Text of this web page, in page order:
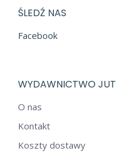
ŚLEDŹ NAS
Facebook
WYDAWNICTWO JUT
O nas
Kontakt
Koszty dostawy